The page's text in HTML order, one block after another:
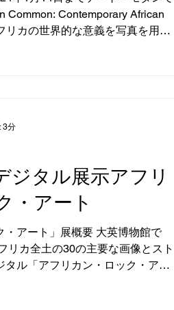
Common: Contemporary African
リカの世界的な意義を写真を用い
ジタル展示アフリ
・アート
・アート」展概要 大英博物館で
リカ全土の30の主要な画像とスト
タル「アフリカン・ロック・アー
3分